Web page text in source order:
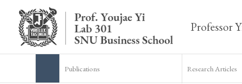
Professor
Publications Research Articles